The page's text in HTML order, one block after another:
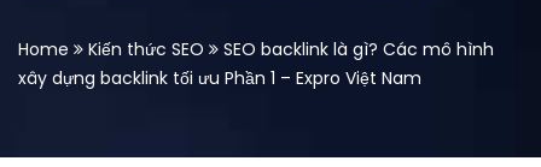
Home Kiến thức SEO
SEO backlink là gì? Các mô hình
xây dựng backlink tối ưu Phần 1 – Expro Việt Nam